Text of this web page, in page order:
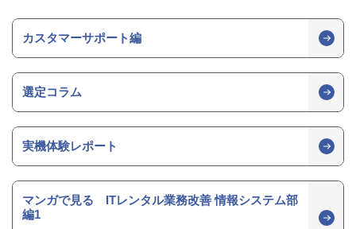
カスタマーサポート編
選定コラム
実機体験レポート
マンガで見る ITレンタル業務改善 情報システム部
編1